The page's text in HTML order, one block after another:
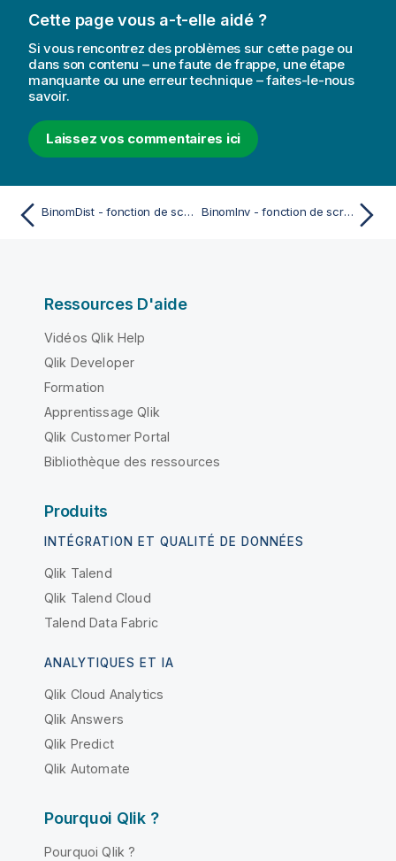
Cette page vous a-t-elle aidé ?
Si vous rencontrez des problèmes sur cette page ou
dans son contenu – une faute de frappe, une étape
manquante ou une erreur technique – faites-le-nous
savoir.
Laissez vos commentaires ici
BinomDist - fonction de script et fonction de graphique BinomInv - fonction de script et fonction de graphique
Ressources D'aide
Vidéos Qlik Help
Qlik Developer
Formation
Apprentissage Qlik
Qlik Customer Portal
Bibliothèque des ressources
Produits
INTÉGRATION ET QUALITÉ DE DONNÉES
Qlik Talend
Qlik Talend Cloud
Talend Data Fabric
ANALYTIQUES ET IA
Qlik Cloud Analytics
Qlik Answers
Qlik Predict
Qlik Automate
Pourquoi Qlik ?
Pourquoi Qlik ?